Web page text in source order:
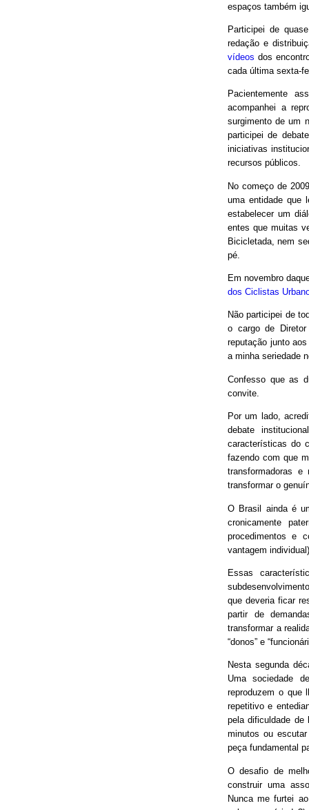
espaços também
Participei de
redação e
vídeos dos
cada última sexta-
Pacientemente
acompanhei a
surgimento de um
participei de
iniciativas
recursos públicos.
No começo de
uma entidade que
estabelecer um
entes que muitas
Bicicletada, nem
pé.
Em novembro
dos Ciclistas
Não participei de
o cargo de
reputação junto
a minha seriedade
Confesso que as
convite.
Por um lado,
debate
características do
fazendo com que
transformadoras
transformar o
O Brasil ainda é
cronicamente
procedimentos e
vantagem
Essas
que deveria ficar
partir de
transformar a
“donos” e
Nesta segunda
Uma sociedade
reproduzem o que
repetitivo e
pela dificuldade
minutos ou
peça fundamental
O desafio de
construir uma
Nunca me furtei